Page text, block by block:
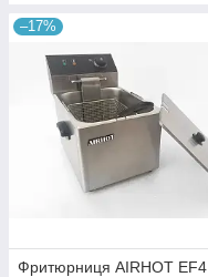
–17%
Фритюрниця AIRHOT EF4